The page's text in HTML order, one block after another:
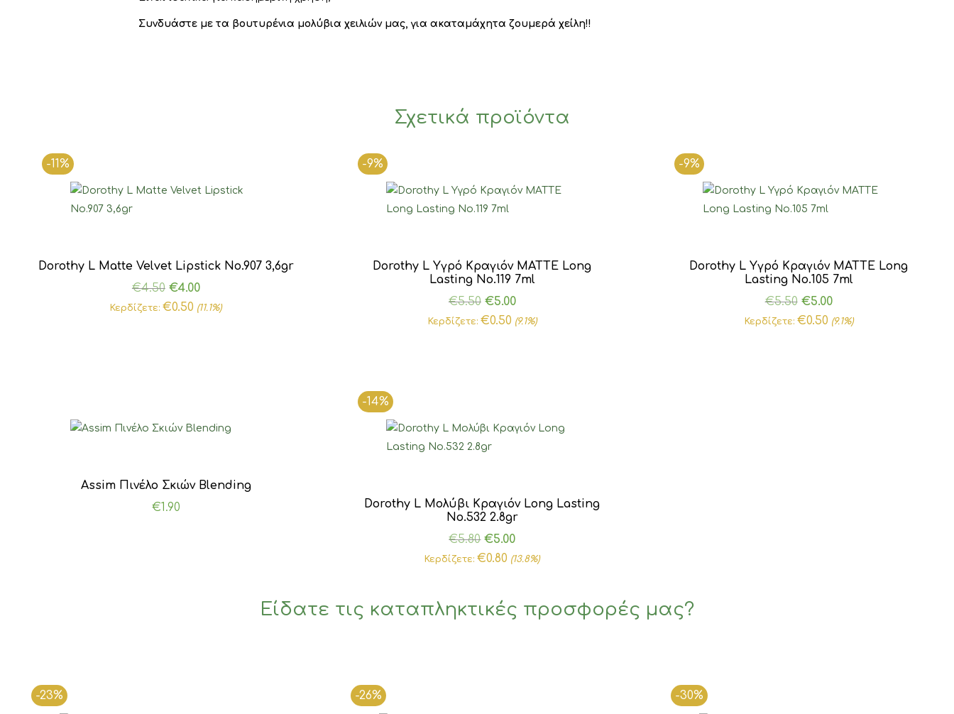
Συνδυάστε με τα βουτυρένια μολύβια χειλιών μας, για ακαταμάχητα ζουμερά χείλη!!
Σχετικά προϊόντα
-11%
Dorothy L Matte Velvet Lipstick Νο.907 3,6gr
€4.50 Original
price
€4.00Η
τρέχουσα
Κερδίζετε:€0.50 (11.1%)
-9%
Dorothy L Υγρό Κραγιόν MATTE Long
Lasting Νο.119 7ml
€5.50 Original
price
€5.00Η
τρέχουσα
Κερδίζετε: €0.50 (9.1%)
-9%
Dorothy L Υγρό Κραγιόν MATTE Long
Lasting Νο.105 7ml
€5.50 Original
price
€5.00Η
τρέχουσα
Κερδίζετε: €0.50 (9.1%)
Assim Πινέλο Σκιών Blending
€1.90
-14%
Dorothy L Μολύβι Κραγιόν Long Lasting
Νο.532 2.8gr
€5.80 Original
price
€5.00Η
τρέχουσα
€5.00.
Κερδίζετε:€0.80 (13.8%)
Είδατε τις καταπληκτικές προσφορές μας?
-23% -26% -30%